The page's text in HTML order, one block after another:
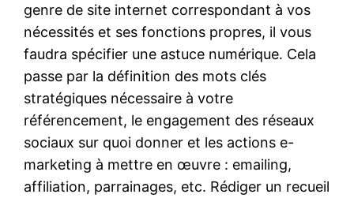
genre de site internet correspondant à vos
nécessités et ses fonctions propres, il vous
faudra spécifier une astuce numérique. Cela
passe par la définition des mots clés
stratégiques nécessaire à votre
référencement, le engagement des réseaux
sociaux sur quoi donner et les actions e-
marketing à mettre en œuvre : emailing,
affiliation, parrainages, etc. Rédiger un recueil